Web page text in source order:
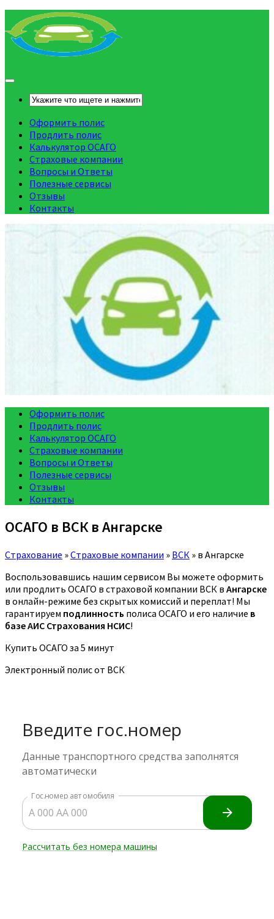
Оформить полис
Продлить полис
Калькулятор ОСАГО
Страховые компании
Вопросы и Ответы
Полезные сервисы
Отзывы
Контакты
Оформить полис
Продлить полис
Калькулятор ОСАГО
Страховые компании
Вопросы и Ответы
Полезные сервисы
Отзывы
Контакты
ОСАГО в ВСК в Ангарске
Страхование »Страховые компании » ВСК » в Ангарске
Воспользовавшись нашим сервисом Вы можете оформить
или продлить ОСАГО в страховой компании ВСК в Ангарске
в онлайн-режиме без скрытых комиссий и переплат! Мы
гарантируем подлинность полиса ОСАГО и его наличие в
базе АИС Страхования НСИС!
Купить ОСАГО за 5 минут
Электронный полис от ВСК